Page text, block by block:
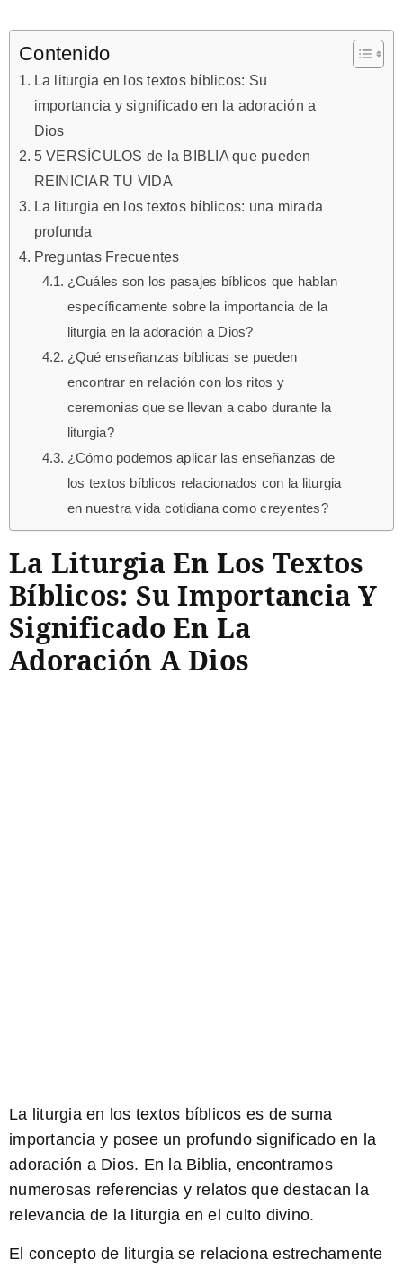
Contenido
La liturgia en los textos bíblicos: Su
importancia y significado en la adoración a
Dios
5 VERSÍCULOS de la BIBLIA que pueden
REINICIAR TU VIDA
La liturgia en los textos bíblicos: una mirada
profunda
Preguntas Frecuentes
¿Cuáles son los pasajes bíblicos que hablan
específicamente sobre la importancia de la
liturgia en la adoración a Dios?
¿Qué enseñanzas bíblicas se pueden
encontrar en relación con los ritos y
ceremonias que se llevan a cabo durante la
liturgia?
¿Cómo podemos aplicar las enseñanzas de
los textos bíblicos relacionados con la liturgia
en nuestra vida cotidiana como creyentes?
La Liturgia En Los Textos
Bíblicos: Su Importancia Y
Significado En La
Adoración A Dios
La liturgia en los textos bíblicos es de suma
importancia y posee un profundo significado en la
adoración a Dios. En la Biblia, encontramos
numerosas referencias y relatos que destacan la
relevancia de la liturgia en el culto divino.
El concepto de liturgia se relaciona estrechamente